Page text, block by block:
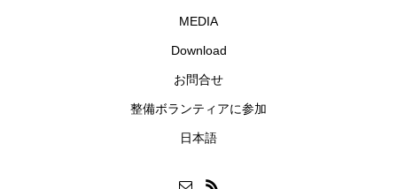
MEDIA
Download
お問合せ
整備ボランティアに参加
日本語